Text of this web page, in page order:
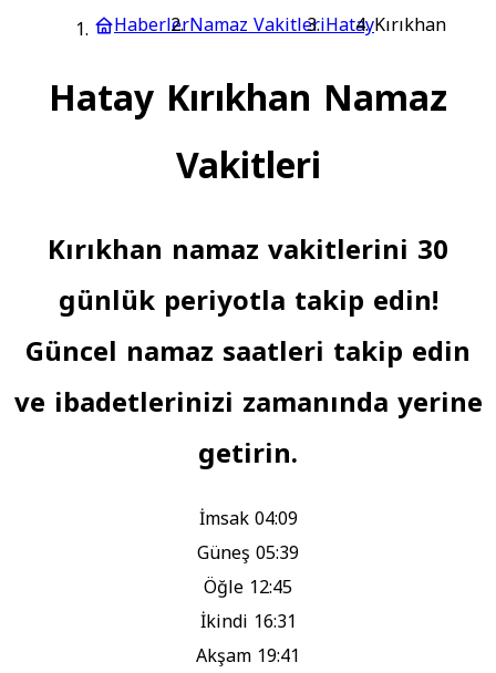
HaberlerNamaz VakitleriHatayKırıkhan
Hatay Kırıkhan Namaz
Vakitleri
Kırıkhan namaz vakitlerini 30
günlük periyotla takip edin!
Güncel namaz saatleri takip edin
ve ibadetlerinizi zamanında yerine
getirin.
İmsak04:09
Güneş05:39
Öğle 12:45
İkindi 16:31
Akşam 19:41